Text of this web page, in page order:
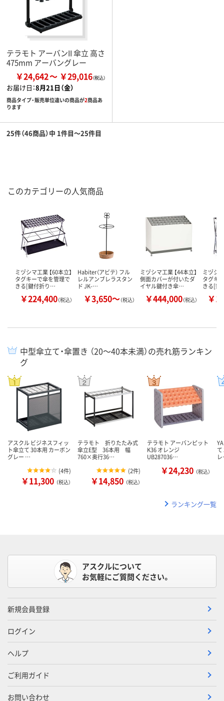
テラモト アーバンII 傘立 高さ
475mm アーバングレー
￥24,642 ￥29,016
お届け日：8月21日（金）
商品タイプ・販売単位違いの商品が2商品あ
ります
25件（46商品）中 1件目～25件目
このカテゴリーの人気商品
ミヅシマ工業 【60本立】
タグキーで傘を管理で
きる[鍵付折り…
￥224,400（税込）
Habiter（アビテ） フル
レルアンブレラスタン
ド JK-…
￥3,650～（税込）
ミヅシマ工業 【44本立】
側面カバーが付いたダ
イヤル鍵付き傘…
￥444,000（税込）
ミヅシ
タグキ
きる[鍵
￥
中型傘立て・傘置き （20～40本未満）の売れ筋ランキン
グ
アスクル ビジネスフィッ
ト傘立て 30本用 カーボン
グレー …
(4件)
￥11,300 （税込）
テラモト 折りたたみ式
傘立E型 36本用 幅
760×奥行36…
(2件)
￥14,850 （税込）
テラモト アーバンピット
K36 オレンジ
UB287036…
￥24,230 （税込）
ランキング一覧
アスクルについて
お気軽にご質問ください。
新規会員登録
ログイン
ヘルプ
ご利用ガイド
お問い合わせ